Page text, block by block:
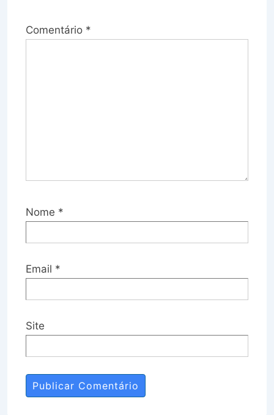
Comentário *
Nome *
Email *
Site